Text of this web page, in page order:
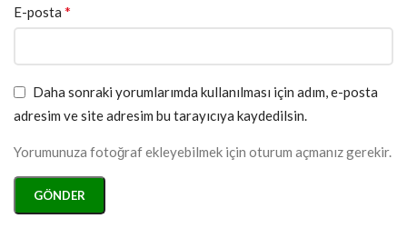
E-posta *
Daha sonraki yorumlarımda kullanılması için adım, e-posta
adresim ve site adresim bu tarayıcıya kaydedilsin.
Yorumunuza fotoğraf ekleyebilmek için oturum açmanız gerekir.